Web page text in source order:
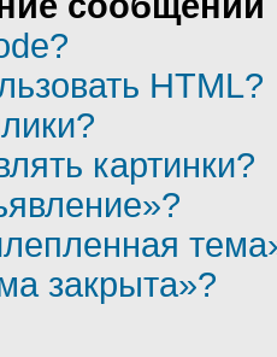
HTML?
картинки?
закрыта»?